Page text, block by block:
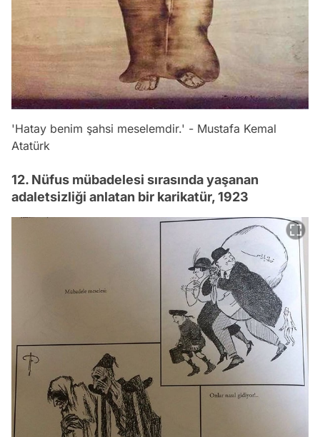
'Hatay benim şahsi meselemdir.' - Mustafa Kemal
Atatürk
12. Nüfus mübadelesi sırasında yaşanan
adaletsizliği anlatan bir karikatür, 1923